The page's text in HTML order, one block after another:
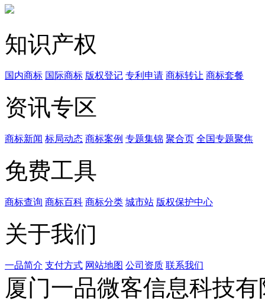
知识产权
国内商标 国际商标 版权登记 专利申请 商标转让 商标套餐
资讯专区
商标新闻 标局动态 商标案例 专题集锦 聚合页 全国专题聚焦
免费工具
商标查询 商标百科 商标分类 城市站 版权保护中心
关于我们
一品简介 支付方式 网站地图 公司资质 联系我们
厦门一品微客信息科技